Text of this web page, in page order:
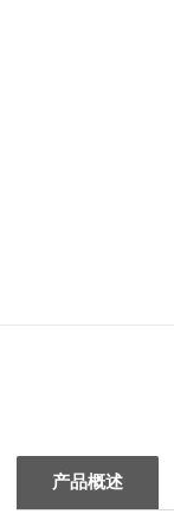
产品概述